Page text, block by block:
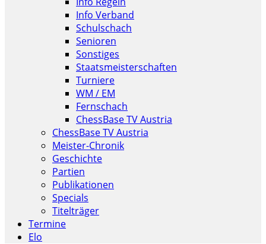
Info Verband
Schulschach
Senioren
Sonstiges
Staatsmeisterschaften
Turniere
WM / EM
Fernschach
ChessBase TV Austria
ChessBase TV Austria
Meister-Chronik
Geschichte
Partien
Publikationen
Specials
Titelträger
Termine
Elo